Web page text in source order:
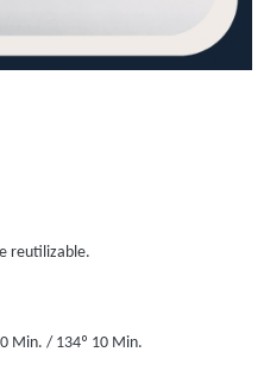
reutilizable.
Min. / 134º 10 Min.